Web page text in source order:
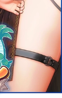
ますが基本的に返